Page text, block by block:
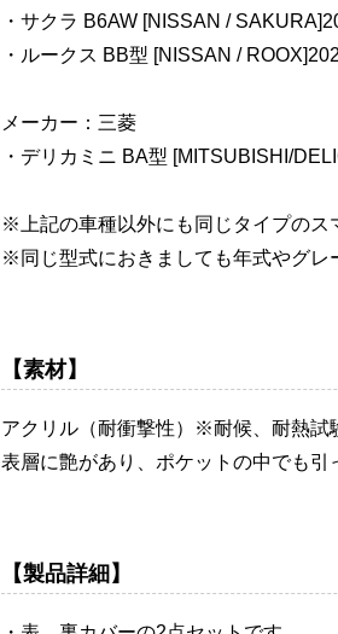
・サクラ B6AW [NISSAN /
・ルークス BB型 [NISSAN /
メーカー：三菱
・デリカミニ BA型 [MITSUBISHI/
※上記の車種以外にも同じタイプのス
※同じ型式におきましても年式やグレ
【素材】
アクリル（耐衝撃性）※耐候、耐熱試
表層に艶があり、ポケットの中でも引
【製品詳細】